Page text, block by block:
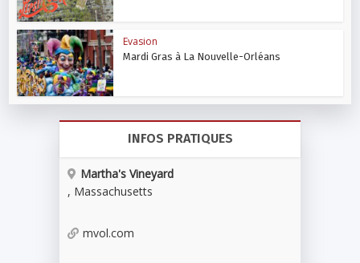
Evasion
Mardi Gras à La Nouvelle-Orléans
INFOS PRATIQUES
Martha's Vineyard
, Massachusetts
mvol.com